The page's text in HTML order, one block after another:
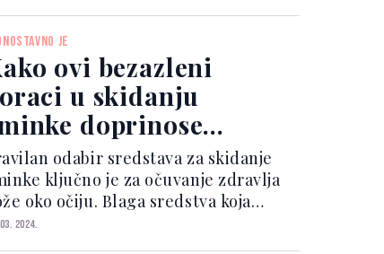
ten bez ikakvih
već teži posti...
JE
ovi bezazleni
u skidanju
doprinose
oko očiju i kako
spriječiti
odabir sredstava za skidanje
ključno je za očuvanje zdravlja
oko očiju. Blaga sredstva koja
kožu, umjesto da je
2024.